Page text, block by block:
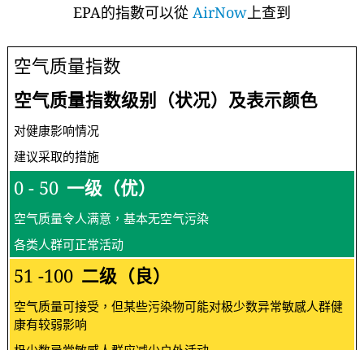
EPA的指數可以從 AirNow上查到
空气质量指数
空气质量指数级别（状况）及表示颜色
对健康影响情况
建议采取的措施
0 - 50 一级（优）
空气质量令人满意，基本无空气污染
各类人群可正常活动
51 -100 二级（良）
空气质量可接受，但某些污染物可能对极少数异常敏感人群健
康有较弱影响